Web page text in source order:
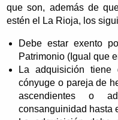
que son, además de
estén el La Rioja, los
Debe estar exento
Patrimonio (Igual que
La adquisición
cónyuge o pareja de
ascendientes o
consanguinidad hasta